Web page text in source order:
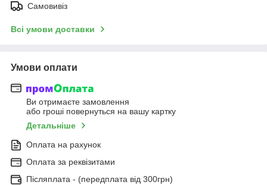
Самовивіз
Всі умови доставки
Умови оплати
Ви отримаєте замовлення
або гроші повернуться на вашу картку
Детальніше
Оплата на рахунок
Оплата за реквізитами
Післяплата - (передплата від 300грн)